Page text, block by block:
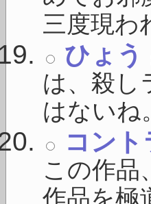
三度現わ
ひょう
は、殺し
はないね
コント
この作品